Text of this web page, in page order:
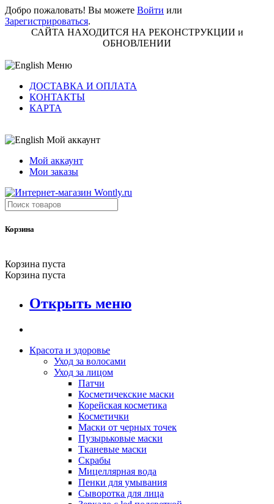
Добро пожаловать! Вы можете Войти или
Зарегистрироваться.
САЙТА НАХОДИТСЯ НА РЕКОНСТРУКЦИИ и
ОБНОВЛЕНИИ
Меню
ДОСТАВКА И ОПЛАТА
КОНТАКТЫ
КАРТА
Мой аккаунт
Мой аккаунт
Мои заказы
Корзина
Корзина пуста
Корзина пуста
Открыть меню
Красота и здоровье
Уход за волосами
Уход за лицом
Патчи
Косметичекские маски
Корейская косметика
Косметички
Маски от черных точек
Пузырьковые маски
Тканевые маски
Скрабы
Мицеллярная вода
Пенки для умывания
Сыворотка для лица